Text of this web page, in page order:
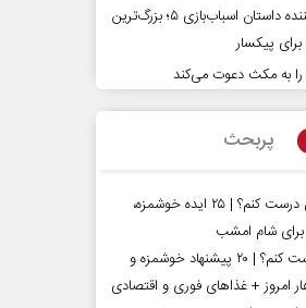
فروش خیره‌کننده داستان اسباب‌بازی ۵؛ بزرگ‌ترین
پیکسار
را به مکث دعوت می‌کند
پربحث
برای شام چی درست کنم؟ | ۲۵ ایده خوشمزه،
شام امشب
ناهار چی درست کنم؟ | ۲۰ پیشنهاد خوشمزه و
امروز + غذاهای فوری و اقتصادی
چرایی عقب‌نشینی ترامپ؟
جوانی - تحلیلگر مسائل سیاسی